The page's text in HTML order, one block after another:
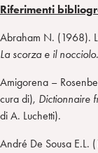
Riferimenti
Abraham N. (1968).
La scorza e il nocciolo.
Amigorena –
cura di), Dictionnaire
di A. Luchetti).
André De Sousa E.L.